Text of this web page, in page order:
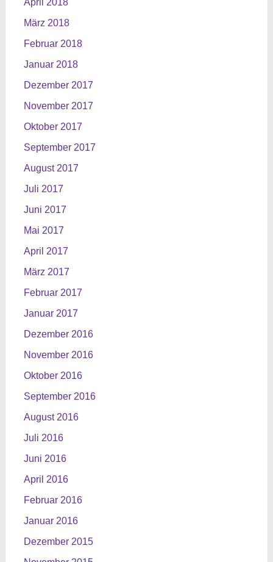
April 2018
März 2018
Februar 2018
Januar 2018
Dezember 2017
November 2017
Oktober 2017
September 2017
August 2017
Juli 2017
Juni 2017
Mai 2017
April 2017
März 2017
Februar 2017
Januar 2017
Dezember 2016
November 2016
Oktober 2016
September 2016
August 2016
Juli 2016
Juni 2016
April 2016
Februar 2016
Januar 2016
Dezember 2015